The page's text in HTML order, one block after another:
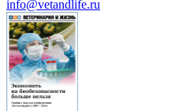
info@vetandlife.ru